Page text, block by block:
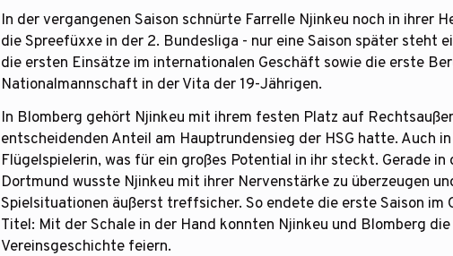
In der vergangenen Saison schnürte Farrelle Njinkeu noch in ihrer
die Spreefüxxe in der 2. Bundesliga - nur eine Saison später steht
die ersten Einsätze im internationalen Geschäft sowie die erste
Nationalmannschaft in der Vita der 19-Jährigen.
In Blomberg gehört Njinkeu mit ihrem festen Platz auf
entscheidenden Anteil am Hauptrundensieg der HSG hatte. Auch
Flügelspielerin, was für ein großes Potential in ihr steckt. Gerade in
Dortmund wusste Njinkeu mit ihrer Nervenstärke zu überzeugen
Spielsituationen äußerst treffsicher. So endete die erste Saison im
Titel: Mit der Schale in der Hand konnten Njinkeu und Blomberg
Vereinsgeschichte feiern.